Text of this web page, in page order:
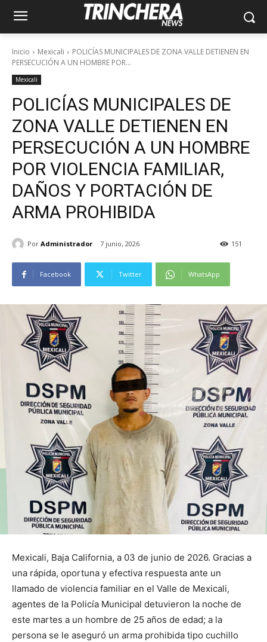
Inicio Mexicali
POLICÍAS MUNICIPALES DE ZONA VALLE DETIENEN EN
PERSECUCIÓN A UN HOMBRE POR...
Mexicali
POLICÍAS MUNICIPALES DE
ZONA VALLE DETIENEN EN
PERSECUCIÓN A UN HOMBRE
POR VIOLENCIA FAMILIAR,
DAÑOS Y PORTACIÓN DE
ARMA PROHIBIDA
Por Administrador 7 junio, 2026 151
Facebook Twitter WhatsApp
Mexicali, Baja California, a 03 de junio de 2026. Gracias a
una rápida, oportuna y efectiva respuesta ante un
llamado de violencia familiar en el Valle de Mexicali,
agentes de la Policía Municipal detuvieron la noche de
este martes a un hombre de 25 años de edad; a la
persona se le aseguró un arma prohibida tipo cuchillo